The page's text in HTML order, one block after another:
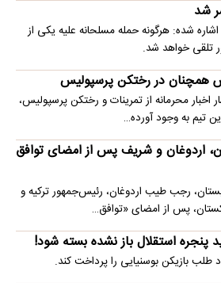
شد
شده: هرگونه حمله مسلحانه علیه یکی از
تلقی خواهد شد.
همچنان در رختکن پرسپولیس
اخبار محرمانه از تمرینات و رختکن پرسپولیس،
تیم به وجود آورده…
اردوغان و شریف پس از امضای توافق
رجب طیب اردوغان، رئیس‌جمهور ترکیه و
پس از امضای «توافق…
پنجره استقلال باز نشده بسته شود!
طلب بازیکن بوسنیایی را پرداخت کند.